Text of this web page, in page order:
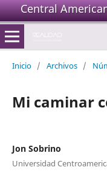
Central
Inicio / Archivos /
Mi caminar
Jon Sobrino
Universidad